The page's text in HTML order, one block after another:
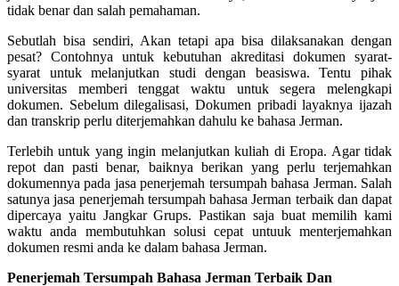
tidak benar dan salah pemahaman.
Sebutlah bisa sendiri, Akan tetapi apa bisa dilaksanakan dengan
pesat? Contohnya untuk kebutuhan akreditasi dokumen syarat-
syarat untuk melanjutkan studi dengan beasiswa. Tentu pihak
universitas memberi tenggat waktu untuk segera melengkapi
dokumen. Sebelum dilegalisasi, Dokumen pribadi layaknya ijazah
dan transkrip perlu diterjemahkan dahulu ke bahasa Jerman.
Terlebih untuk yang ingin melanjutkan kuliah di Eropa. Agar tidak
repot dan pasti benar, baiknya berikan yang perlu terjemahkan
dokumennya pada jasa penerjemah tersumpah bahasa Jerman. Salah
satunya jasa penerjemah tersumpah bahasa Jerman terbaik dan dapat
dipercaya yaitu Jangkar Grups. Pastikan saja buat memilih kami
waktu anda membutuhkan solusi cepat untuuk menterjemahkan
dokumen resmi anda ke dalam bahasa Jerman.
Penerjemah Tersumpah Bahasa Jerman Terbaik Dan